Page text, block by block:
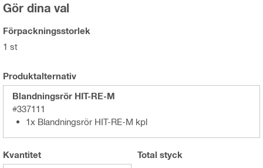
Gör dina val
Förpackningsstorlek
1 st
Produktalternativ
Blandningsrör HIT-RE-M
#337111
1x Blandningsrör HIT-RE-M kpl
Kvantitet Total styck